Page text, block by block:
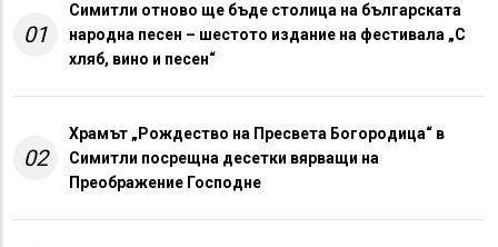
01
Симитли отново ще бъде столица на българската
народна песен – шестото издание на фестивала „С
хляб, вино и песен“
02
Храмът „Рождество на Пресвета Богородица“ в
Симитли посрещна десетки вярващи на
Преображение Господне